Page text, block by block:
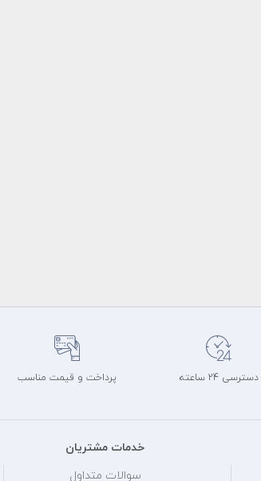
دسترسی 24 ساعته پرداخت و قیمت مناسب
خدمات مشتریان
سوالات متداول